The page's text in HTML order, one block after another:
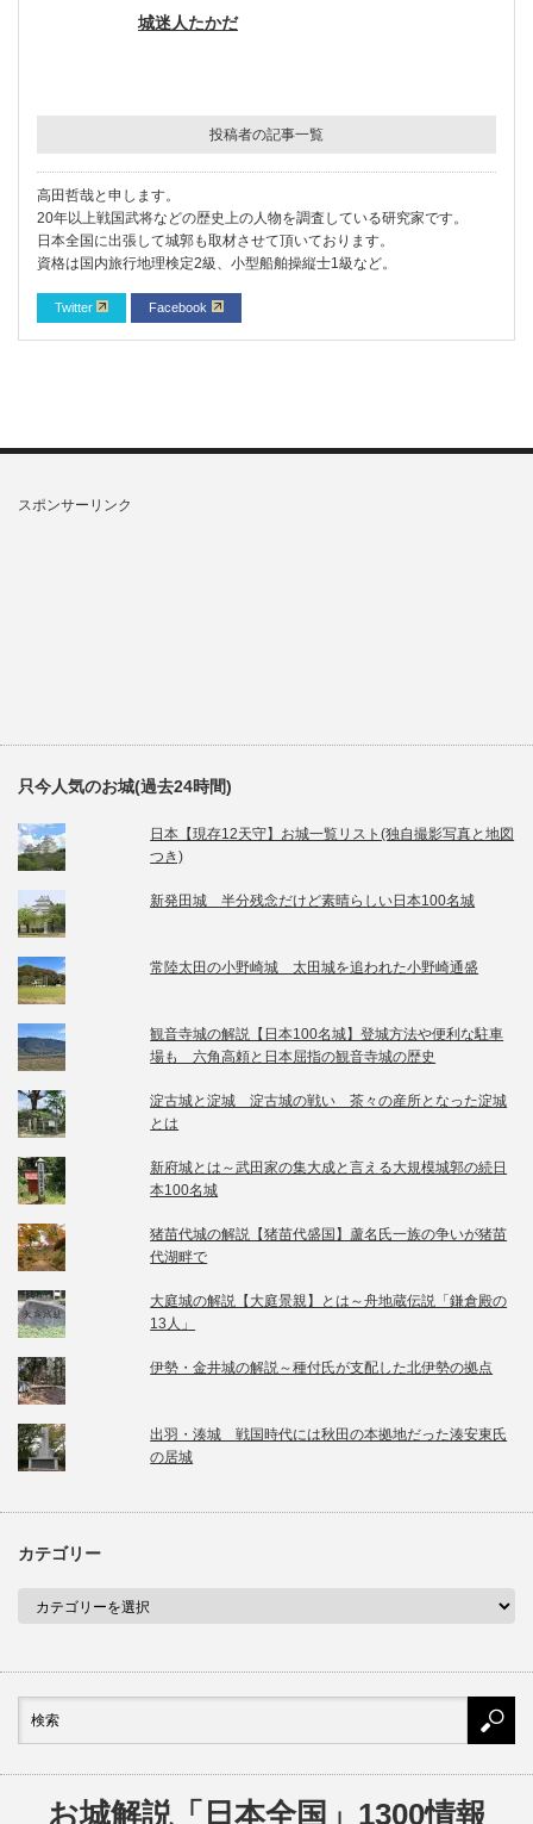
城迷人たかだ
投稿者の記事一覧
高田哲哉と申します。
20年以上戦国武将などの歴史上の人物を調査している研究家です。
日本全国に出張して城郭も取材させて頂いております。
資格は国内旅行地理検定2級、小型船舶操縦士1級など。
Twitter Facebook
スポンサーリンク
只今人気のお城(過去24時間)
日本【現存12天守】お城一覧リスト(独自撮影写真と地図
つき)
新発田城 半分残念だけど素晴らしい日本100名城
常陸太田の小野崎城 太田城を追われた小野崎通盛
観音寺城の解説【日本100名城】登城方法や便利な駐車
場も 六角高頼と日本屈指の観音寺城の歴史
淀古城と淀城 淀古城の戦い 茶々の産所となった淀城
とは
新府城とは～武田家の集大成と言える大規模城郭の続日
本100名城
猪苗代城の解説【猪苗代盛国】蘆名氏一族の争いが猪苗
代湖畔で
大庭城の解説【大庭景親】とは～舟地蔵伝説「鎌倉殿の
13人」
伊勢・金井城の解説～種付氏が支配した北伊勢の拠点
出羽・湊城 戦国時代には秋田の本拠地だった湊安東氏
の居城
カテゴリー
お城解説「日本全国」1300情報